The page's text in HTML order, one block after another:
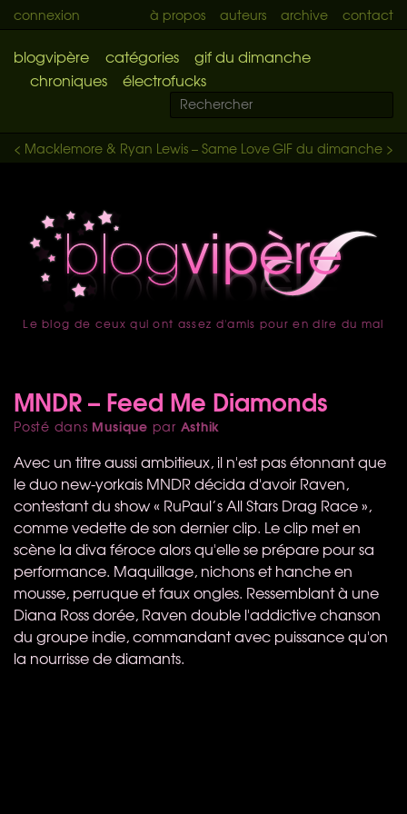
connexion à propos auteurs archive contact
blogvipère catégories
gif du dimanche
chroniques
électrofucks
GIF du dimanche >
< Macklemore & Ryan Lewis – Same Love
accueil
Le blog de ceux qui ont assez d'amis pour en dire du mal
MNDR – Feed Me Diamonds
Posté dans Musique par Asthik
Avec un titre aussi ambitieux, il n'est pas étonnant que
le duo new-yorkais MNDRdécida d'avoir Raven,
contestant du show « RuPaul’s All Stars Drag Race »,
comme vedette de son dernier clip. Le clip met en
scène la diva féroce alors qu'elle se prépare pour sa
performance. Maquillage, nichons et hanche en
mousse, perruque et faux ongles. Ressemblant à une
Diana Ross dorée, Raven double l'addictive chanson
du groupe indie, commandant avec puissance qu'on
la nourrisse de diamants.